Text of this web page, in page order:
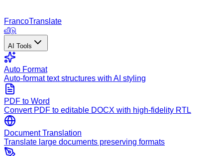
FrancoTranslate
வீடு
AI Tools
Auto Format
Auto-format text structures with AI styling
PDF to Word
Convert PDF to editable DOCX with high-fidelity RTL
Document Translation
Translate large documents preserving formats